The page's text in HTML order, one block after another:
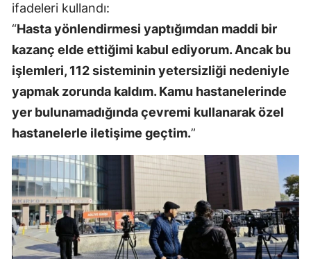
ifadeleri kullandı:
“Hasta yönlendirmesi yaptığımdan maddi bir
kazanç elde ettiğimi kabul ediyorum. Ancak bu
işlemleri, 112 sisteminin yetersizliği nedeniyle
yapmak zorunda kaldım. Kamu hastanelerinde
yer bulunamadığında çevremi kullanarak özel
hastanelerle iletişime geçtim.”